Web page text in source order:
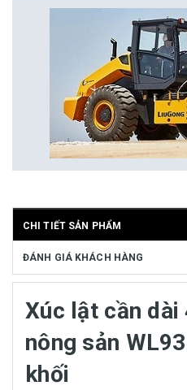
CHI TIẾT SẢN PHẨM
ĐÁNH GIÁ KHÁCH HÀNG
Xúc lật cần dài
nông sản
khối